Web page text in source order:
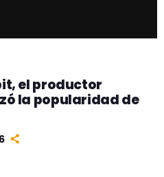
el productor
la popularidad de